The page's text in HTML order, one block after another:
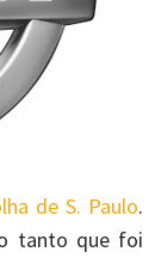
de S. Paulo.
tanto que foi